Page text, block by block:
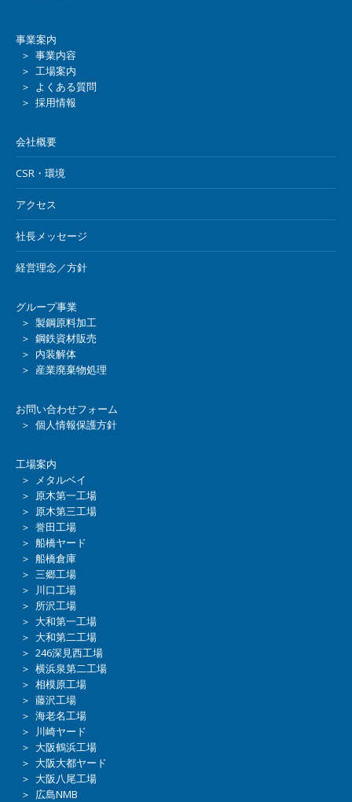
事業案内
＞ 事業内容
＞ 工場案内
＞ よくある質問
＞ 採用情報
会社概要
CSR・環境
アクセス
社長メッセージ
経営理念／方針
グループ事業
＞ 製鋼原料加工
＞ 鋼鉄資材販売
＞ 内装解体
＞ 産業廃棄物処理
お問い合わせフォーム
＞ 個人情報保護方針
工場案内
＞ メタルベイ
＞ 原木第一工場
＞ 原木第三工場
＞ 誉田工場
＞ 船橋ヤード
＞ 船橋倉庫
＞ 三郷工場
＞ 川口工場
＞ 所沢工場
＞ 大和第一工場
＞ 大和第二工場
＞ 246深見西工場
＞ 横浜泉第二工場
＞ 相模原工場
＞ 藤沢工場
＞ 海老名工場
＞ 川崎ヤード
＞ 大阪鶴浜工場
＞ 大阪大都ヤード
＞ 大阪八尾工場
＞ 広島NMB